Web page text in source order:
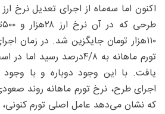
اکنون اما سه‌ماه از اجرای تعدیل نرخ
یافت. با این وجود دوباره و با
اجرای طرح، نرخ تورم ماهانه روند
که نشان‌ می‌دهد عامل اصلی تورم